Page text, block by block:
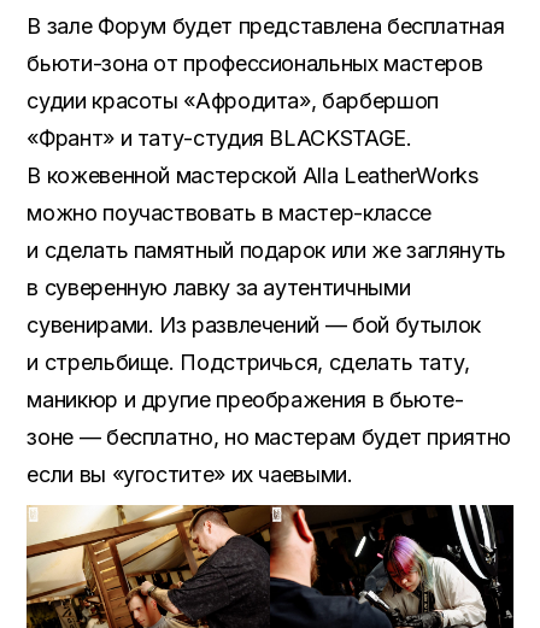
В зале Форум будет представлена бесплатная
бьюти-зона от профессиональных мастеров
судии красоты «Афродита», барбершоп
«Франт» и тату-студия BLACKSTAGE.
В кожевенной мастерской Alla LeatherWorks
можно поучаствовать в мастер-классе
и сделать памятный подарок или же заглянуть
в суверенную лавку за аутентичными
сувенирами. Из развлечений — бой бутылок
и стрельбище. Подстричься, сделать тату,
маникюр и другие преображения в бьюте-
зоне — бесплатно, но мастерам будет приятно
если вы «угостите» их чаевыми.